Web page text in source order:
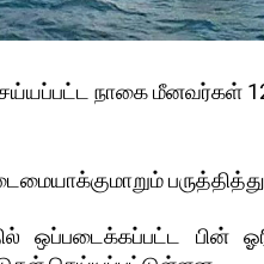
நாகை மீனவர்கள் 12
ஒப்படைக்கப்பட்ட பின்